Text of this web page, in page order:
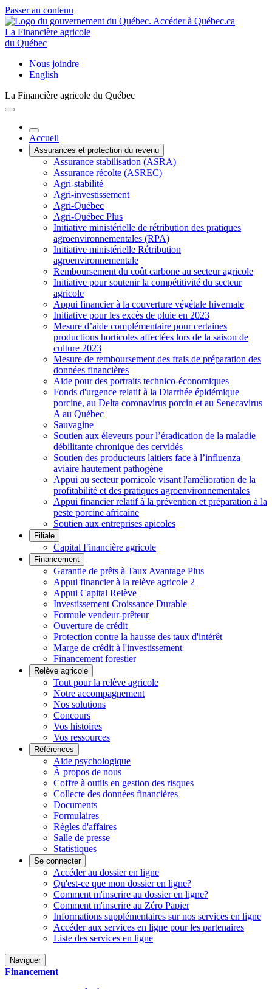
Passer au contenu
La Financière agricole
du Québec
Nous joindre
English
La Financière agricole du Québec
Accueil
Assurances et protection du revenu
Assurance stabilisation (ASRA)
Assurance récolte (ASREC)
Agri-stabilité
Agri-investissement
Agri-Québec
Agri-Québec Plus
Initiative ministérielle de rétribution des pratiques
agroenvironnementales (RPA)
Initiative ministérielle Rétribution
agroenvironnementale
Remboursement du coût carbone au secteur agricole
Initiative pour soutenir la compétitivité du secteur
agricole
Appui financier à la couverture végétale hivernale
Initiative pour les excès de pluie en 2023
Mesure d’aide complémentaire pour certaines
productions horticoles affectées lors de la saison de
culture 2023
Mesure de remboursement des frais de préparation des
données financières
Aide pour des portraits technico-économiques
Fonds d'urgence relatif à la Diarrhée épidémique
porcine, au Delta coronavirus porcin et au Senecavirus
A au Québec
Sauvagine
Soutien aux éleveurs pour l’éradication de la maladie
débilitante chronique des cervidés
Soutien des producteurs laitiers face à l’influenza
aviaire hautement pathogène
Appui au secteur pomicole visant l'amélioration de la
profitabilité et des pratiques agroenvironnementales
Appui financier relatif à la prévention et préparation à la
peste porcine africaine
Soutien aux entreprises apicoles
Filiale
Capital Financière agricole
Financement
Garantie de prêts à Taux Avantage Plus
Appui financier à la relève agricole 2
Appui Capital Relève
Investissement Croissance Durable
Formule vendeur-prêteur
Ouverture de crédit
Protection contre la hausse des taux d'intérêt
Marge de crédit à l'investissement
Financement forestier
Relève agricole
Tout pour la relève agricole
Notre accompagnement
Nos solutions
Concours
Vos histoires
Vos ressources
Références
Aide psychologique
À propos de nous
Coffre à outils en gestion des risques
Collecte des données financières
Documents
Formulaires
Règles d'affaires
Salle de presse
Statistiques
Se connecter
Accéder au dossier en ligne
Qu'est-ce que mon dossier en ligne?
Comment m'inscrire au dossier en ligne?
Comment m'inscrire au Zéro Papier
Informations supplémentaires sur nos services en ligne
Accéder aux services en ligne pour les partenaires
Liste des services en ligne
Naviguer
Financement